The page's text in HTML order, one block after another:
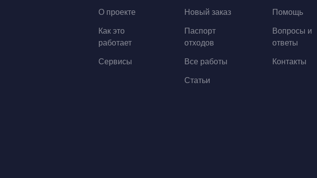
О проекте
Как это
работает
Сервисы
Новый заказ
Паспорт
отходов
Все работы
Статьи
Помощь
Вопросы и
ответы
Контакты